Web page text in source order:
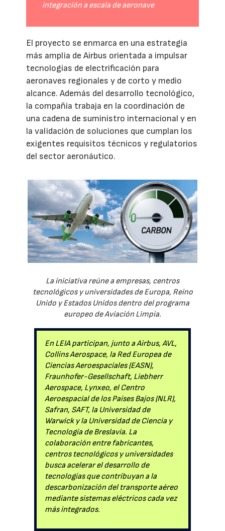
integración a escala de aeronave
El proyecto se enmarca en una estrategia
más amplia de Airbus orientada a impulsar
tecnologías de electrificación para
aeronaves regionales y de corto y medio
alcance. Además del desarrollo tecnológico,
la compañía trabaja en la coordinación de
una cadena de suministro internacional y en
la validación de soluciones que cumplan los
exigentes requisitos técnicos y regulatorios
del sector aeronáutico.
La iniciativa reúne a empresas, centros
tecnológicos y universidades de Europa, Reino
Unido y Estados Unidos dentro del programa
europeo de Aviación Limpia.
En LEIA participan, junto a Airbus, AVL,
Collins Aerospace, la Red Europea de
Ciencias Aeroespaciales (EASN),
Fraunhofer-Gesellschaft, Liebherr
Aerospace, Lynxeo, el Centro
Aeroespacial de los Países Bajos (NLR),
Safran, SAFT, la Universidad de
Warwick y la Universidad de Ciencia y
Tecnología de Breslavia. La
colaboración entre fabricantes,
centros tecnológicos y universidades
busca acelerar el desarrollo de
tecnologías que contribuyan a la
descarbonización del transporte aéreo
mediante sistemas eléctricos cada vez
más integrados.